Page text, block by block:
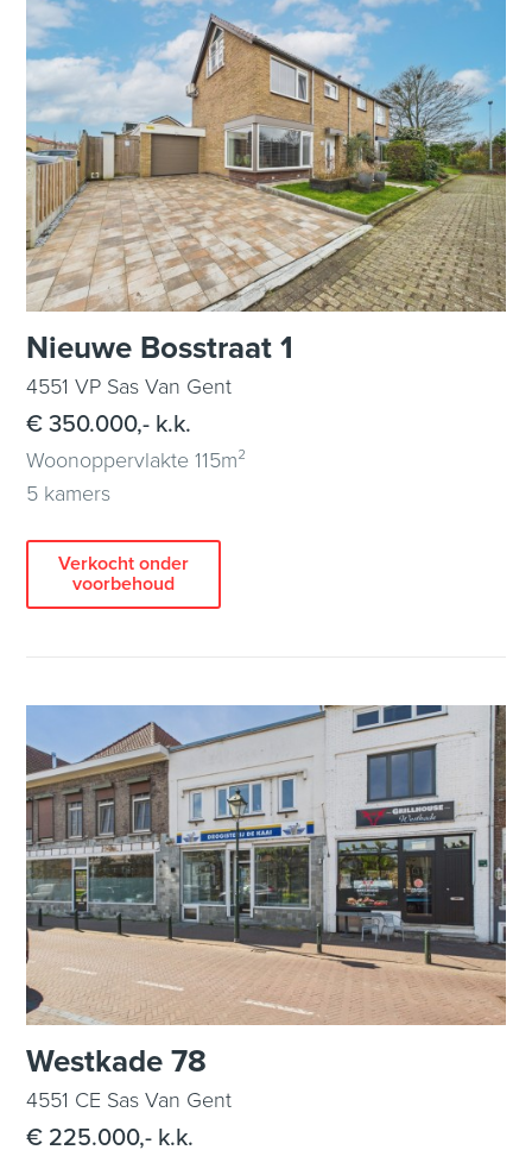
Nieuwe Bosstraat 1
4551 VP Sas Van Gent
€ 350.000,- k.k.
Woonoppervlakte 115m²
5 kamers
Verkocht onder
voorbehoud
Westkade 78
4551 CE Sas Van Gent
€ 225.000,- k.k.